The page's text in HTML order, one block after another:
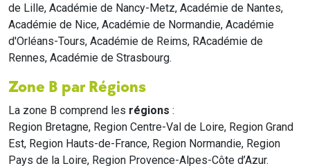
de Lille, Académie de Nancy-Metz, Académie de Nantes,
Académie de Nice, Académie de Normandie, Académie
d'Orléans-Tours, Académie de Reims, RAcadémie de
Rennes, Académie de Strasbourg.
Zone B par Régions
La zone B comprend les régions :
Region Bretagne, Region Centre-Val de Loire, Region Grand
Est, Region Hauts-de-France, Region Normandie, Region
Pays de la Loire, Region Provence-Alpes-Côte d’Azur.